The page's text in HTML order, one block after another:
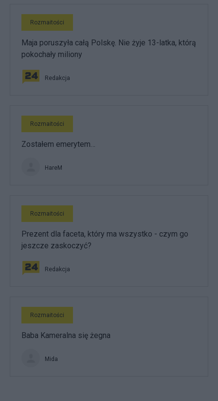
Rozmaitości
Maja poruszyła całą Polskę. Nie żyje 13-latka, którą
pokochały miliony
Redakcja
Rozmaitości
Zostałem emerytem…
HareM
Rozmaitości
Prezent dla faceta, który ma wszystko - czym go
jeszcze zaskoczyć?
Redakcja
Rozmaitości
Baba Kameralna się żegna
Mida